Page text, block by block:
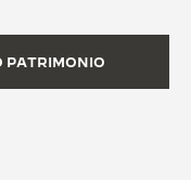
PATRIMONIO